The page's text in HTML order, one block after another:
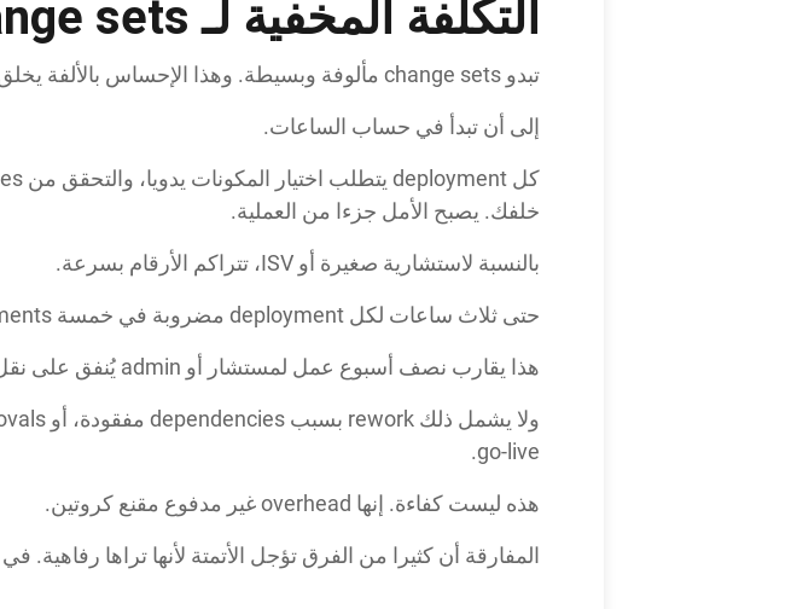
التكلفة المخفية لـ change sets اليدوية
تبدو change sets مألوفة وبسيطة. وهذا الإحساس بالألفة يخلق شعورا بالأمان.
إلى أن تبدأ في حساب الساعات.
خلفك. يصبح الأمل جزءا من العملية.
بالنسبة لاستشارية صغيرة أو ISV، تتراكم الأرقام بسرعة.
حتى ثلاث ساعات لكل deployment مضروبة في خمسة deployments أسبوعيا تعني خمس عشرة ساعة ضائعة.
هذا يقارب نصف أسبوع عمل لمستشار أو admin يُنفق على نقل metadata بدلا من بناء قيمة.
go-live.
هذه ليست كفاءة. إنها overhead غير مدفوع مقنع كروتين.
المفارقة أن كثيرا من الفرق تؤجل الأتمتة لأنها تراها